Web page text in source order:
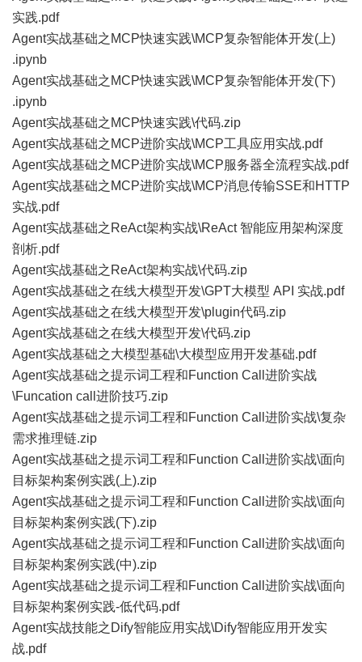
实践.pdf
Agent实战基础之MCP快速实践\MCP复杂智能体开发(上)
.ipynb
Agent实战基础之MCP快速实践\MCP复杂智能体开发(下)
.ipynb
Agent实战基础之MCP快速实践\代码.zip
Agent实战基础之MCP进阶实战\MCP工具应用实战.pdf
Agent实战基础之MCP进阶实战\MCP服务器全流程实战.pdf
Agent实战基础之MCP进阶实战\MCP消息传输SSE和HTTP
实战.pdf
Agent实战基础之ReAct架构实战\ReAct 智能应用架构深度
剖析.pdf
Agent实战基础之ReAct架构实战\代码.zip
Agent实战基础之在线大模型开发\GPT大模型 API 实战.pdf
Agent实战基础之在线大模型开发\plugin代码.zip
Agent实战基础之在线大模型开发\代码.zip
Agent实战基础之大模型基础\大模型应用开发基础.pdf
Agent实战基础之提示词工程和Function Call进阶实战
\Funcation call进阶技巧.zip
Agent实战基础之提示词工程和Function Call进阶实战\复杂
需求推理链.zip
Agent实战基础之提示词工程和Function Call进阶实战\面向
目标架构案例实践(上).zip
Agent实战基础之提示词工程和Function Call进阶实战\面向
目标架构案例实践(下).zip
Agent实战基础之提示词工程和Function Call进阶实战\面向
目标架构案例实践(中).zip
Agent实战基础之提示词工程和Function Call进阶实战\面向
目标架构案例实践-低代码.pdf
Agent实战技能之Dify智能应用实战\Dify智能应用开发实
战.pdf